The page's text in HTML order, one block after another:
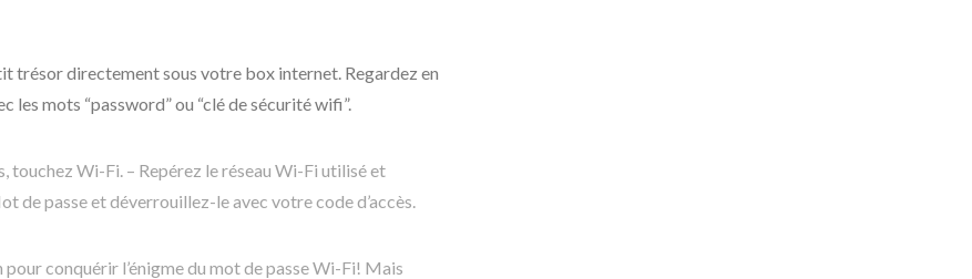
trésor directement sous votre box internet. Regardez en
les mots “password” ou “clé de sécurité wifi”.
touchez Wi-Fi. – Repérez le réseau Wi-Fi utilisé et
de passe et déverrouillez-le avec votre code d’accès.
conquérir l’énigme du mot de passe Wi-Fi! Mais